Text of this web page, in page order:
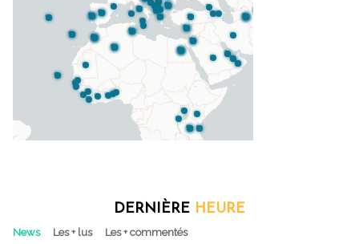
DERNIÈRE HEURE
News Les + lus Les + commentés